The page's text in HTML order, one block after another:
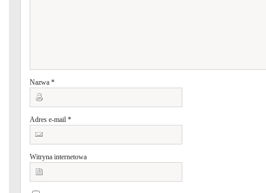
Nazwa *
Adres e-mail *
Witryna internetowa